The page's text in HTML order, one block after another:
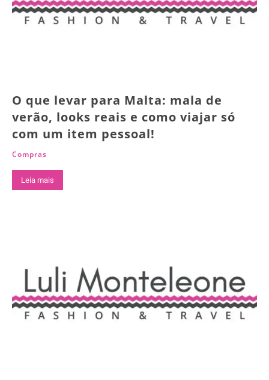
O que levar para Malta: mala de
verão, looks reais e como viajar só
com um item pessoal!
Compras
Leia mais